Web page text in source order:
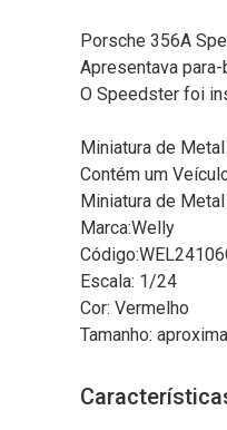
Porsche 356A
Apresentava
O Speedster foi
Miniatura de
Contém um
Miniatura de
Marca:Welly
Escala: 1/24
Cor: Vermelho
Tamanho: